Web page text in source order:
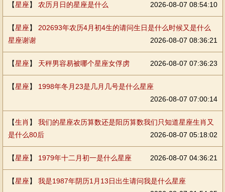
【星座】 农历月日的星座是什么 2026-08-07 08:54:10
【星座】 202693年农历4月初4生的请问生日是什么时候又是什么
星座谢谢
2026-08-07 08:36:21
【星座】 天秤男容易被哪个星座女俘虏 2026-08-07 07:36:23
【星座】 1998年冬月23是几月几号是什么星座
2026-08-07 07:00:14
【生肖 】 我们的星座农历算数还是阳历算数我们只知道星座生肖又
是什么80后
2026-08-07 05:18:02
【星座】 1979年十二月初一是什么星座 2026-08-07 04:36:21
【星座】 我是1987年阴历1月13日出生请问我是什么星座